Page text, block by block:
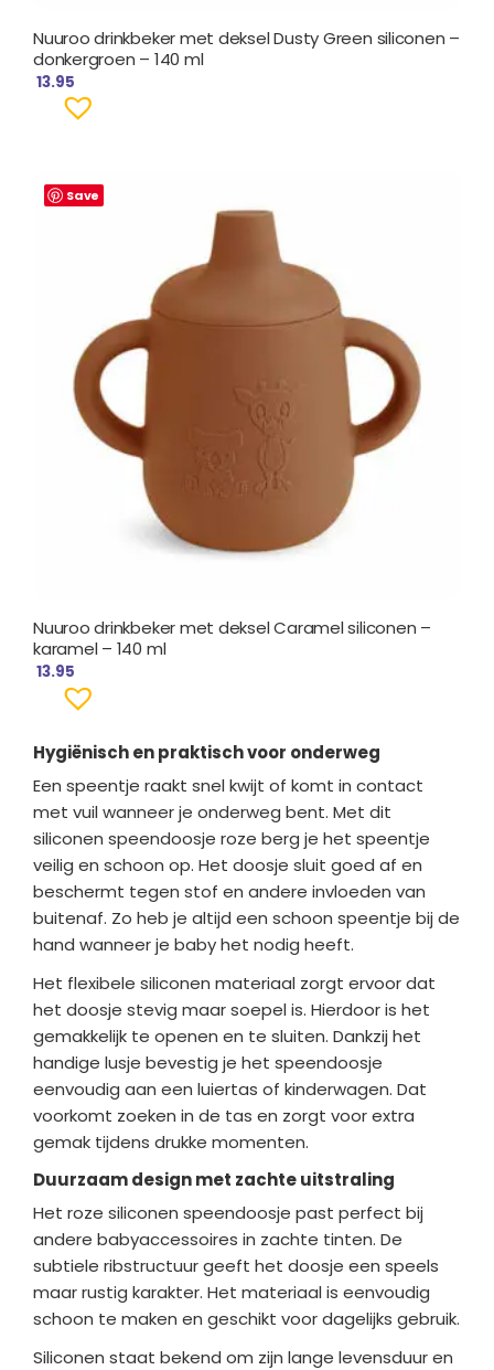
Nuuroo drinkbeker met deksel Dusty Green siliconen –
donkergroen – 140 ml
13.95
Save
Nuuroo drinkbeker met deksel Caramel siliconen –
karamel – 140 ml
13.95
Hygiënisch en praktisch voor onderweg
Een speentje raakt snel kwijt of komt in contact
met vuil wanneer je onderweg bent. Met dit
siliconen speendoosje roze berg je het speentje
veilig en schoon op. Het doosje sluit goed af en
beschermt tegen stof en andere invloeden van
buitenaf. Zo heb je altijd een schoon speentje bij de
hand wanneer je baby het nodig heeft.
Het flexibele siliconen materiaal zorgt ervoor dat
het doosje stevig maar soepel is. Hierdoor is het
gemakkelijk te openen en te sluiten. Dankzij het
handige lusje bevestig je het speendoosje
eenvoudig aan een luiertas of kinderwagen. Dat
voorkomt zoeken in de tas en zorgt voor extra
gemak tijdens drukke momenten.
Duurzaam design met zachte uitstraling
Het roze siliconen speendoosje past perfect bij
andere babyaccessoires in zachte tinten. De
subtiele ribstructuur geeft het doosje een speels
maar rustig karakter. Het materiaal is eenvoudig
schoon te maken en geschikt voor dagelijks gebruik.
Siliconen staat bekend om zijn lange levensduur en